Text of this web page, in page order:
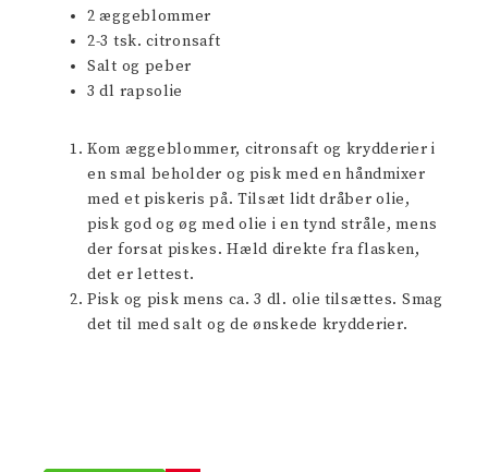
2 æggeblommer
2-3 tsk. citronsaft
Salt og peber
3 dl rapsolie
Kom æggeblommer, citronsaft og krydderier i
en smal beholder og pisk med en håndmixer
med et piskeris på. Tilsæt lidt dråber olie,
pisk god og øg med olie i en tynd stråle, mens
der forsat piskes. Hæld direkte fra flasken,
det er lettest.
Pisk og pisk mens ca. 3 dl. olie tilsættes. Smag
det til med salt og de ønskede krydderier.